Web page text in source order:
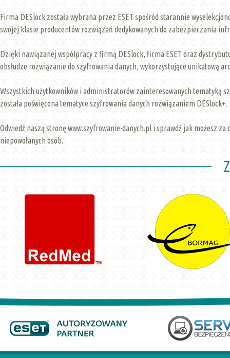
Firma DESlock została wybrana przez ESET spośród starannie
swojej klasie producentów rozwiązań dedykowanych do zabezpieczania
Dzięki nawiązanej współpracy z firmą DESlock, firma ESET oraz
obsłudze rozwiązanie do szyfrowania danych, wykorzystujące unikatową
Wszystkich użytkowników i administratorów zainteresowanych tematyką
została poświęcona tematyce szyfrowania danych rozwiązaniem DESlock+.
Odwiedź naszą stronę www.szyfrowanie-danych.pl i sprawdź jak możesz
niepowołanych osób.